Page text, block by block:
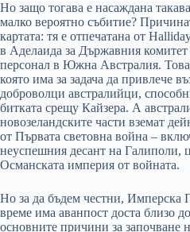
Но защо тогава е насаждана
малко вероятно събитие?
картата: тя е отпечатана от
в Аделаида за Държавния
персонал в Южна Австралия. Това
която има за задача да привлече
доброволци австралийци,
битката срещу Кайзера. А
новозеландските части вземат
от Първата световна война –
неуспешния десант на Галиполи,
Османската империя от войната.
Но за да бъдем честни, Имперска
време има аванпост доста близо
основните причини за започване